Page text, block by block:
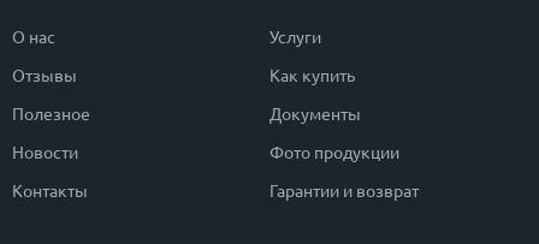
О нас
Отзывы
Полезное
Новости
Контакты
Услуги
Как купить
Документы
Фото продукции
Гарантии и возврат